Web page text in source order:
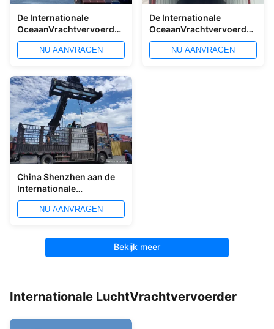
De Internationale
OceaanVrachtvervoerder
Nanjing Shanghai van
EXW aan Singapore
NU AANVRAGEN
De Internationale
OceaanVrachtvervoerder
van EXW van Shenzhen
aan Sihanouk
NU AANVRAGEN
China Shenzhen aan de
Internationale
Verschepende
Vrachtvervoerder van
NU AANVRAGEN
Bekijk meer
Internationale LuchtVrachtvervoerder